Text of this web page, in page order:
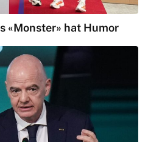
«Monster» hat Humor